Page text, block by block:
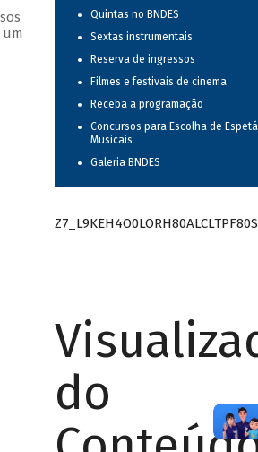
Quintas no BNDES
Sextas instrumentais
Reserva de ingressos
Filmes e festivais de cinema
Receba a programação
Concursos para Escolha de
Musicais
Galeria BNDES
do